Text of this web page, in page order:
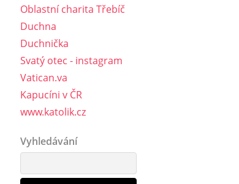
Oblastní charita Třebíč
Duchna
Duchnička
Svatý otec - instagram
Vatican.va
Kapucíni v ČR
www.katolik.cz
Vyhledávání